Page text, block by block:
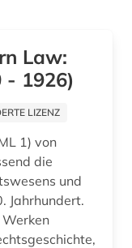
Law:
- 1926)
LIZENZ
1) von
die
und
Jahrhundert.